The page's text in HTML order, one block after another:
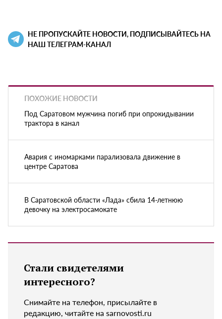
НЕ ПРОПУСКАЙТЕ НОВОСТИ, ПОДПИСЫВАЙТЕСЬ НА
НАШ ТЕЛЕГРАМ-КАНАЛ
ПОХОЖИЕ НОВОСТИ
Под Саратовом мужчина погиб при опрокидывании
трактора в канал
Авария с иномарками парализовала движение в
центре Саратова
В Саратовской области «Лада» сбила 14-летнюю
девочку на электросамокате
Стали свидетелями
интересного?
Снимайте на телефон, присылайте в
редакцию, читайте на sarnovosti.ru